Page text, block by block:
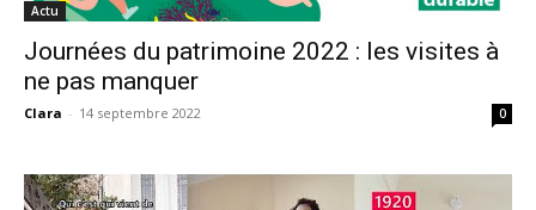
Actu
Journées du patrimoine 2022 : les visites à
ne pas manquer
Clara - 14 septembre 2022 0